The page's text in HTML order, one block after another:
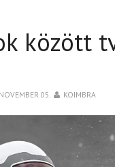
között
05. KOIMBRA